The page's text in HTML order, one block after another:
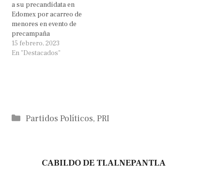
a su precandidata en
Edomex por acarreo de
menores en evento de
precampaña
15 febrero, 2023
En "Destacados"
Categorías
Partidos Políticos, PRI
CABILDO DE TLALNEPANTLA